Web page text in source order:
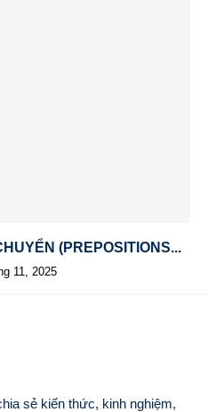
(PREPOSITIONS...
11, 2025
sẻ kiến thức, kinh nghiệm,